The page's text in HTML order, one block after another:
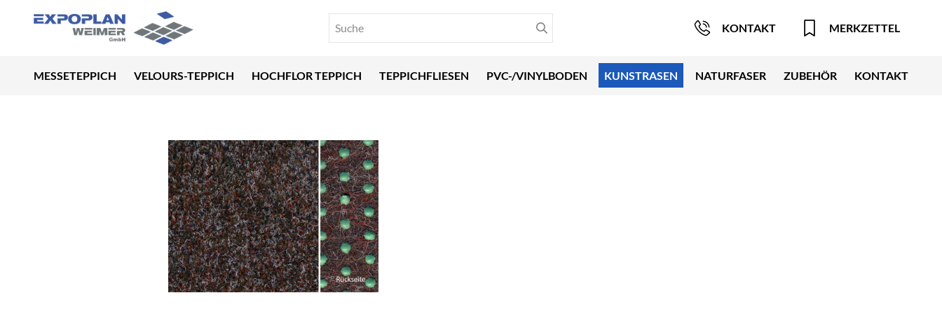
KONTAKT MERKZETTEL
MESSETEPPICH VELOURS-TEPPICH HOCHFLOR TEPPICH TEPPICHFLIESEN PVC-/VINYLBODEN KUNSTRASEN NATURFASER ZUBEHÖR KONTAKT